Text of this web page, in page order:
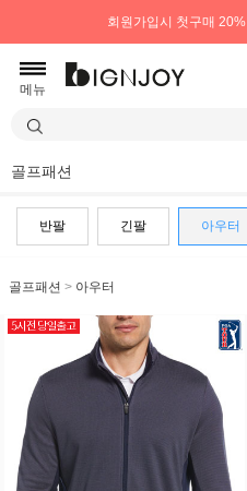
회원가입시 첫구매 20%
메뉴
골프패션
반팔 긴팔 아우터
골프패션 > 아우터